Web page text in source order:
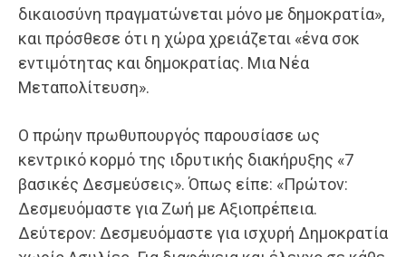
δικαιοσύνη πραγματώνεται μόνο με δημοκρατία»,
και πρόσθεσε ότι η χώρα χρειάζεται «ένα σοκ
εντιμότητας και δημοκρατίας. Μια Νέα
Μεταπολίτευση».
Ο πρώην πρωθυπουργός παρουσίασε ως
κεντρικό κορμό της ιδρυτικής διακήρυξης «7
βασικές Δεσμεύσεις». Όπως είπε: «Πρώτον:
Δεσμευόμαστε για Ζωή με Αξιοπρέπεια.
Δεύτερον: Δεσμευόμαστε για ισχυρή Δημοκρατία